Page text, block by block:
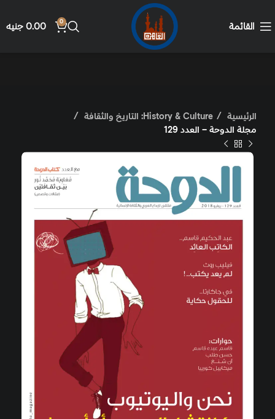
القائمة 0
0.00 جنيه
الرئيسية
History & Culture: التاريخ والثقافة
مجلة الدوحة – العدد 129